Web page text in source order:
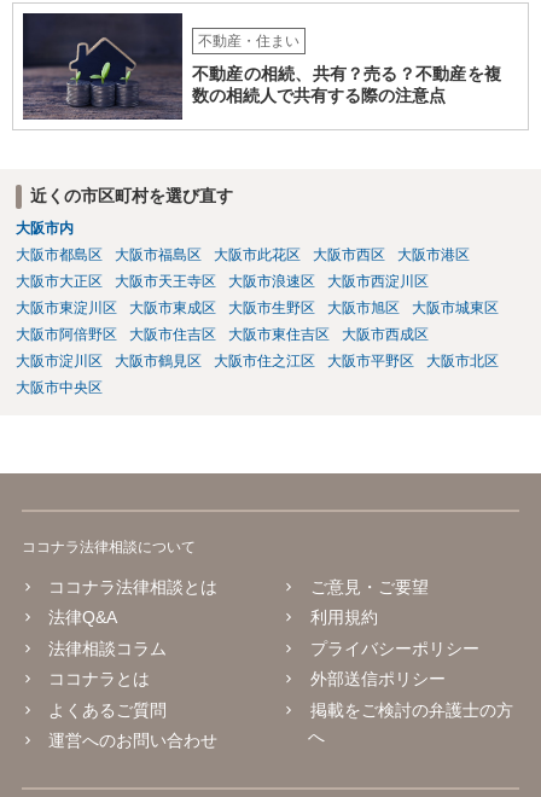
不動産・住まい
不動産の相続、共有？売る？不動産を複
数の相続人で共有する際の注意点
近くの市区町村を選び直す
大阪市内
大阪市都島区
大阪市福島区 大阪市此花区 大阪市西区
大阪市港区
大阪市大正区
大阪市天王寺区 大阪市浪速区
大阪市西淀川区
大阪市東淀川区
大阪市東成区 大阪市生野区 大阪市旭区
大阪市城東区
大阪市阿倍野区
大阪市住吉区 大阪市東住吉区
大阪市西成区
大阪市淀川区
大阪市鶴見区 大阪市住之江区 大阪市平野区
大阪市北区
大阪市中央区
ココナラ法律相談について
ココナラ法律相談とは
法律Q&A
法律相談コラム
ココナラとは
よくあるご質問
運営へのお問い合わせ
ご意見・ご要望
利用規約
プライバシーポリシー
外部送信ポリシー
掲載をご検討の弁護士の方
へ